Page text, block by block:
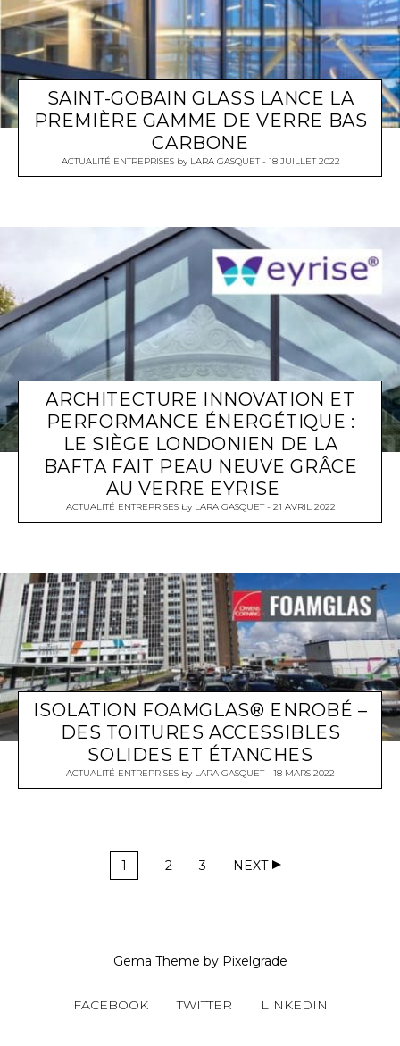
SAINT-GOBAIN GLASS LANCE LA
PREMIÈRE GAMME DE VERRE BAS
CARBONE
ACTUALITÉ ENTREPRISESby LARA GASQUET 18 JUILLET 2022
ARCHITECTURE INNOVATION ET
PERFORMANCE ÉNERGÉTIQUE :
LE SIÈGE LONDONIEN DE LA
BAFTA FAIT PEAU NEUVE GRÂCE
AU VERRE EYRISE
ACTUALITÉ ENTREPRISESby LARA GASQUET 21 AVRIL 2022
ISOLATION FOAMGLAS® ENROBÉ –
DES TOITURES ACCESSIBLES
SOLIDES ET ÉTANCHES
ACTUALITÉ ENTREPRISES by LARA GASQUET 18 MARS 2022
1 2 3 NEXT
Gema Theme by Pixelgrade
FACEBOOK TWITTER LINKEDIN